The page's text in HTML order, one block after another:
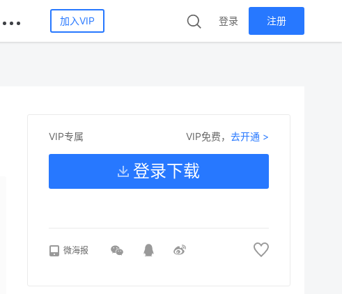
加入VIP 登录 注册
VIP专属 VIP免费，去开通 >
登录下载
微海报